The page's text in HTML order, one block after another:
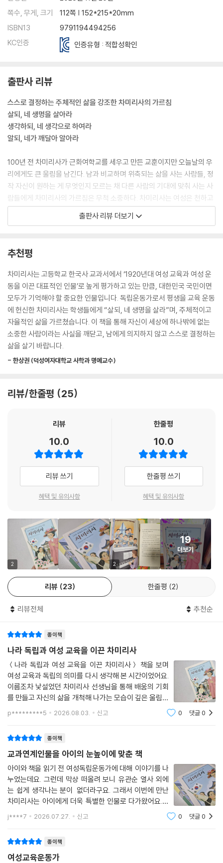
쪽수, 무게, 크기
112쪽 | 152*215*20mm
ISBN13
9791194494256
KC인증
인증유형 : 적합성확인
출판사 리뷰
스스로 결정하는 주체적인 삶을 강조한 차미리사의 가르침
살되, 네 생명을 살아라
생각하되, 네 생각으로 하여라
알되, 네가 깨달아 알아라
100년 전 차미리사가 근화여학교를 세우고 만든 교훈이지만 오늘날의 우
리에게도 큰 울림을 남긴다. 남과 비교하며 위축되는 삶을 사는 사람들, 정
작 자신이 원하는 게 무엇인지 모르는 채 다른 사람의 기대에 맞춰 사는 사
람들에게 차미리사의 가르침은 무척 소중하다. 차미리사는 여성은 천하고
남성의 귀하다는 봉건적 관습을 당연하게 여기며 부당한 대우를 감내해 온
조선 여성의 생각을 깨기 위해 주체적인 삶을 강조하는 교육을 했다. 당시
으며, ‘무궁화’라는 뜻의 ‘근화’를 학교 이름에 붙여 근화여학교(현 덕성여
대와 덕성여중·고의 전신)를 설립하고 재봉, 주산, 사진, 영어 작문 등 경제
적 자립을 돕는 실용적인 교육을 하였다.
자신의 생각으로 스스로 결정하는 삶을 살아야 온전히 내가 될 수 있음을
강조한 차미리사! 일제 강점기, 가장 어두웠던 시대를 살면서도 나라를 위
한 마음과 여성 해방이라는 삶의 방향을 잃지 않고 주체적인 삶을 산 차미
리사를 꼭 기억해야 하는 이유다.
근대 인물 이야기 5번째 권, 차미리사
마음이음 출판사에서는 어려움 속에서도 자신의 꿈을 이루고 나라를 위하
는 데 그 꿈을 발휘한 근대의 인물 이야기를 펴내고 있다. 암울했던 식민지
선십진분류표를 만들고 우리나라 도서관의 기틀을 마련한 사서 박봉석, 임
목육종학을 도입하여 헐벗은 민둥산을 녹색으로 뒤덮은 우리나라 최초의
임학 박사 현신규, 신문 기자이자 작가, 독립운동가였던 대한민국 임시 정
부 최초의 주프랑스 대사 서영해에 이어 봉건적 관습과 편견을 깨고 여성
해방을 위해 교육 운동을 펼친 차미리사를 출간했다. 남존여비 사상이 강
했던 조선 후기, 여성이 천대받던 시대에 태어나 이름조차 없이 섭섭이라
고 불렸던 차미리사는 스스로 삶을 개척하여 여성 교육에 앞장섰으며 덕성
출판사 리뷰 더보기
추천평
차미리사는 고등학교 한국사 교과서에서 ‘1920년대 여성 교육과 여성 운
동을 이끈 대표적인 인물’로 높게 평가하고 있는 만큼, 대한민국 국민이면
모두가 기억해야 할 중요한 인물입니다. 독립운동가로서 평생을 교육 운동
에 헌신한 차미리사는 학생들에게 “살되, 네 생명을 살라”며, 주체적이고
자율적인 삶을 가르쳤습니다. 이 책을 통해 자신이 세상에 하나밖에 없는
소중한 사람이라는 사실을 깨닫고, 남에게 의지하지 않고 스스로 결정하는
삶을 살기 바랍니다.
- 한상권 (덕성여자대학교 사학과 명예교수)
리뷰/한줄평 25
리뷰
10.0
리뷰 쓰기
혜택 및 유의사항
한줄평
10.0
한줄평 쓰기
혜택 및 유의사항
2 2
19
더보기
리뷰 23 한줄평 2
리뷰전체 추천순
종이책
나라 독립과 여성 교육을 이끈 차미리사
＜나라 독립과 여성 교육을 이끈 차미리사＞ 책을 보며
여성 교육과 독립의 의미를 다시 생각해 본 시간이었어요.
이름조차 낯설었던 차미리사 선생님을 통해 배움의 기회
를 만들고 자신의 삶을 개척해 나가는 모습이 깊은 울림으
로 다가왔어요. “네 생각으로 살아라”라는 메시지처럼 아
이도 스스로 생각하고 주체적으로 성장하길 바라며 오래
p*********5 2026.08.03. 신고 0 댓글0
종이책
교과연계인물을 아이의 눈높이에 맞춘 책
아이와 책을 읽기 전 여성독립운동가에 대해 이야기를 나
누었는데요. 그런데 막상 떠올려 보니 유관순 열사 외에
는 쉽게 생각나는 분이 없더라구요. 그래서 이번에 만난
차미리사는 아이에게 더욱 특별한 인물로 다가왔어요.부
모로써 아이에게 가장 바라는 모습이라 누군가에게 의지
하거나 남의 생각만 따라하는 사람이 아니라자신의 생각
j****7 2026.07.27. 신고 0 댓글0
종이책
여성교육운동가